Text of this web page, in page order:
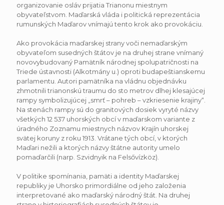
organizovanie osláv prijatia Trianonu miestnym
obyvateľstvom. Maďarská vláda i politická reprezentácia
rumunských Maďarov vnímajú tento krok ako provokáciu.
Ako provokácia maďarskej strany voči nemaďarským
obyvateľom susedných štátov je na druhej strane vnímaný
novovybudovaný Pamätník národnej spolupatričnosti na
Triede ústavnosti (Alkotmány u.) oproti budapeštianskemu
parlamentu. Autori pamätníka na vládnu objednávku
zhmotnili trianonskú traumu do sto metrov dlhej klesajúcej
rampy symbolizujúcej „smrť – pohreb – vzkriesenie krajiny“.
Na stenách rampy sú do granitových dosiek vyryté názvy
všetkých 12 537 uhorských obcí v maďarskom variante z
úradného Zoznamu miestnych názvov Krajín uhorskej
svätej koruny z roku 1913. Vrátane tých obcí, v ktorých
Maďari nežili a ktorých názvy štátne autority umelo
pomaďarčili (narp. Szvidnyik na Felsővízköz).
V politike spomínania, pamäti a identity Maďarskej
republiky je Uhorsko primordiálne od jeho založenia
interpretované ako maďarský národný štát. Na druhej